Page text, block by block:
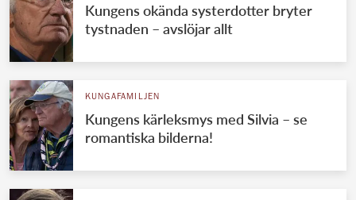
Kungens okända systerdotter bryter
tystnaden – avslöjar allt
KUNGAFAMILJEN
Kungens kärleksmys med Silvia – se
romantiska bilderna!